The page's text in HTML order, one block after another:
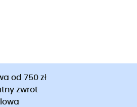
od 750 zł
zwrot